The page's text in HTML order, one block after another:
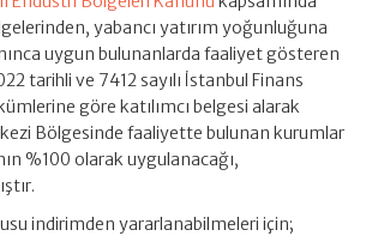
yabancı yatırım yoğunluğuna
uygun bulunanlarda faaliyet gösteren
tarihli ve 7412 sayılı İstanbul Finans
göre katılımcı belgesi alarak
Bölgesinde faaliyette bulunan kurumlar
%100 olarak uygulanacağı,
indirimden yararlanabilmeleri için;